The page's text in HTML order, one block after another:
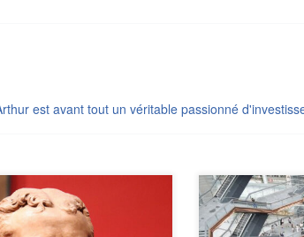
est avant tout un véritable passionné
“quasi-garantis”, vous
dividendes aristocrates ?
Avec plus de